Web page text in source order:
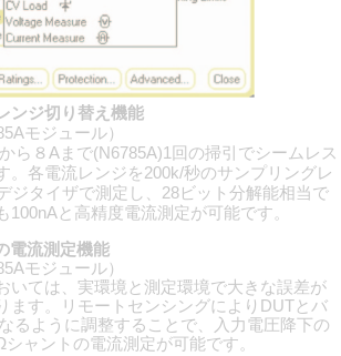
ンジ切り替え機能
モジュール）
ら８Aまで(N6785A)1回の掃引でシームレス
。各電流レンジを200k/秒のサンプリングレ
ジタイザで測定し、28ビット分解能相当で
100nAと高精度電流測定が可能です。
電流測定機能
モジュール）
いては、実環境と測定環境で大きな誤差が
ます。リモートセンシングによりDUTとバ
るように調整することで、入力電圧降下の
ャントの電流測定が可能です。